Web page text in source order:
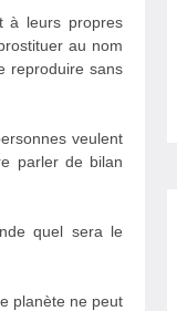
à leurs propres
au nom
reproduire sans
veulent
parler de bilan
quel sera le
planète ne peut